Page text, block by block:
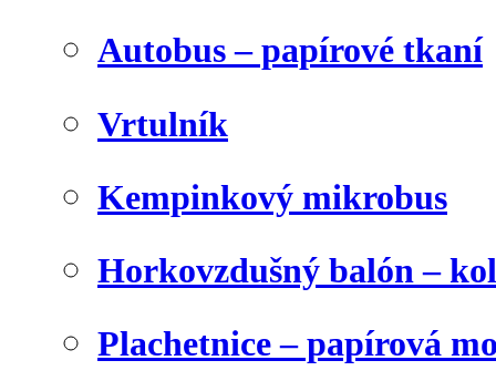
Autobus – papírové tkaní
Vrtulník
Kempinkový mikrobus
Horkovzdušný balón –
Plachetnice – papírová